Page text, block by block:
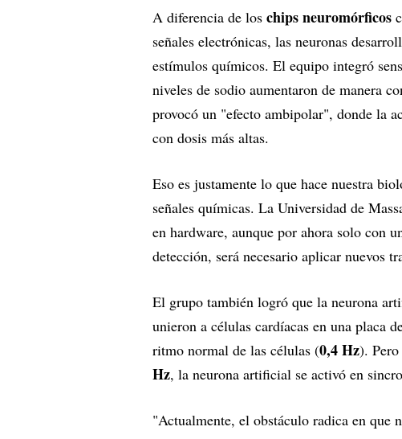
A diferencia de los chips neuromórficos
señales electrónicas, las neuronas
estímulos químicos. El equipo integró
niveles de sodio aumentaron de manera
provocó un "efecto ambipolar", donde la
con dosis más altas.
Eso es justamente lo que hace nuestra
señales químicas. La Universidad de
en hardware, aunque por ahora solo con
detección, será necesario aplicar nuevos
El grupo también logró que la neurona
unieron a células cardíacas en una placa
ritmo normal de las células (0,4 Hz).
Hz, la neurona artificial se activó en
"Actualmente, el obstáculo radica en que